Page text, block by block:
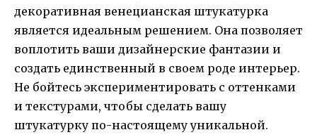
декоративная венецианская штукатурка
является идеальным решением. Она позволяет
воплотить ваши дизайнерские фантазии и
создать единственный в своем роде интерьер.
Не бойтесь экспериментировать с оттенками
и текстурами, чтобы сделать вашу
штукатурку по-настоящему уникальной.